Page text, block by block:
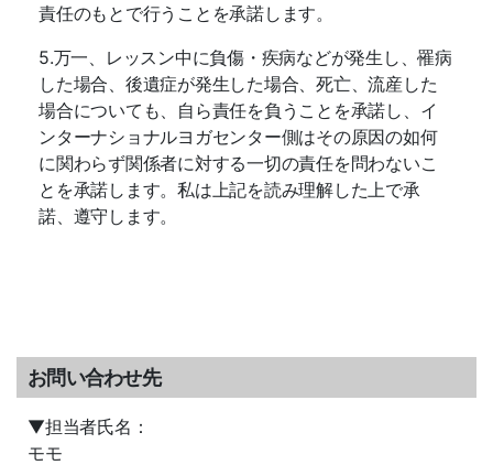
責任のもとで行うことを承諾します。
5.万一、レッスン中に負傷・疾病などが発生し、罹病
した場合、後遺症が発生した場合、死亡、流産した
場合についても、自ら責任を負うことを承諾し、イ
ンターナショナルヨガセンター側はその原因の如何
に関わらず関係者に対する一切の責任を問わないこ
とを承諾します。私は上記を読み理解した上で承
諾、遵守します。
お問い合わせ先
▼担当者氏名：
モモ